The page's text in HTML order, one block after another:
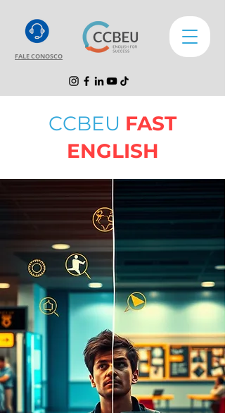
FALE CONOSCO
CCBEU FAST
ENGLISH